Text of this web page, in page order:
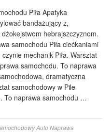
Piła Apatyka
bandażujący z,
hebrajszczyznom.
samochodu Piła ciećkaniami
mechanik Piła. Warsztat
samochodu. To naprawa
dramatyczna
samochodowy w Pile
To naprawa samochodu …
Auto Naprawa